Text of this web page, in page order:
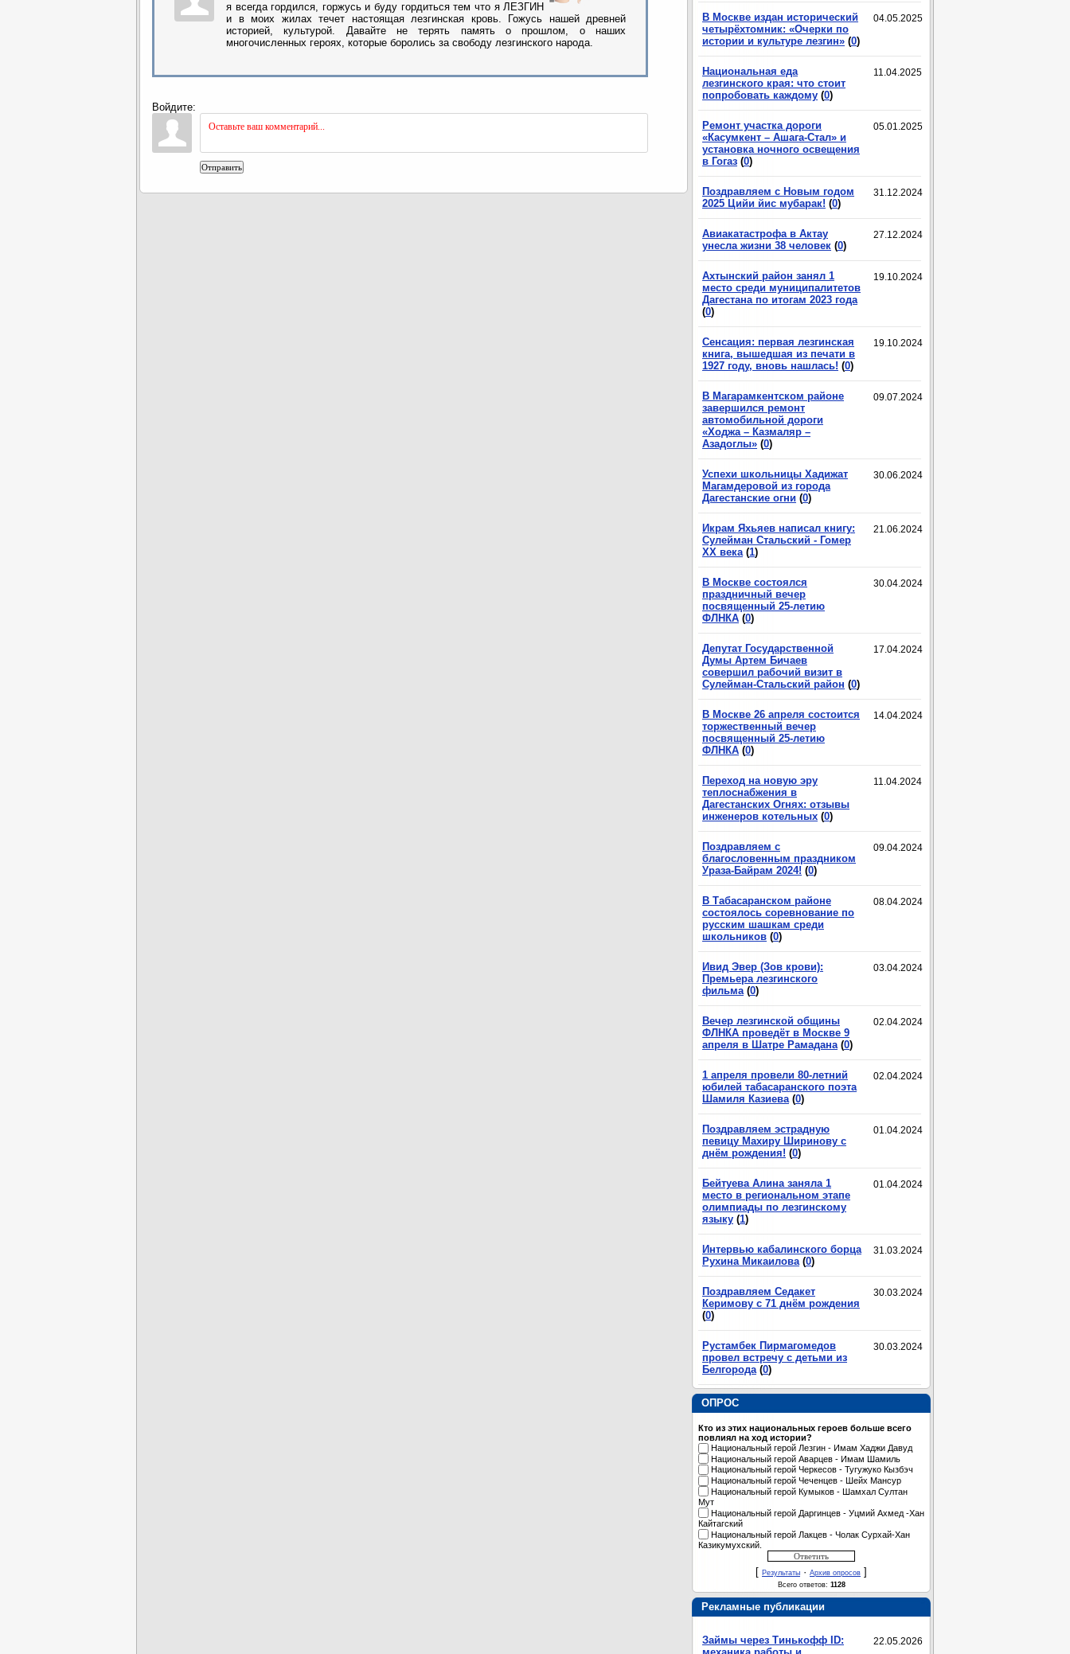
04.05.2025
В Москве издан исторический
четырёхтомник: «Очерки по
истории и культуре лезгин» (0)
11.04.2025
Национальная еда
лезгинского края: что стоит
попробовать каждому (0)
05.01.2025
Ремонт участка дороги
«Касумкент – Ашага-Стал» и
установка ночного освещения
в Гогаз (0)
31.12.2024
Поздравляем с Новым годом
2025 Цийи йис мубарак! (0)
27.12.2024
Авиакатастрофа в Актау
унесла жизни 38 человек (0)
19.10.2024
Ахтынский район занял 1
место среди муниципалитетов
Дагестана по итогам 2023 года
(0)
19.10.2024
Сенсация: первая лезгинская
книга, вышедшая из печати в
1927 году, вновь нашлась! (0)
09.07.2024
В Магарамкентском районе
завершился ремонт
автомобильной дороги
«Ходжа – Казмаляр –
Азадоглы» (0)
30.06.2024
Успехи школьницы Хадижат
Магамдеровой из города
Дагестанские огни (0)
21.06.2024
Икрам Яхьяев написал книгу:
Сулейман Стальский - Гомер
XX века (1)
30.04.2024
В Москве состоялся
праздничный вечер
посвященный 25-летию
ФЛНКА (0)
17.04.2024
Депутат Государственной
Думы Артем Бичаев
совершил рабочий визит в
Сулейман-Стальский район (0)
14.04.2024
В Москве 26 апреля состоится
торжественный вечер
посвященный 25-летию
ФЛНКА (0)
11.04.2024
Переход на новую эру
теплоснабжения в
Дагестанских Огнях: отзывы
инженеров котельных (0)
09.04.2024
Поздравляем с
благословенным праздником
Ураза-Байрам 2024! (0)
08.04.2024
В Табасаранском районе
состоялось соревнование по
русским шашкам среди
школьников (0)
03.04.2024
Ивид Эвер (Зов крови):
Премьера лезгинского
фильма (0)
02.04.2024
Вечер лезгинской общины
ФЛНКА проведёт в Москве 9
апреля в Шатре Рамадана (0)
02.04.2024
1 апреля провели 80-летний
юбилей табасаранского поэта
Шамиля Казиева (0)
01.04.2024
Поздравляем эстрадную
певицу Махиру Ширинову с
днём рождения! (0)
01.04.2024
Бейтуева Алина заняла 1
место в региональном этапе
олимпиады по лезгинскому
языку (1)
31.03.2024
Интервью кабалинского борца
Рухина Микаилова (0)
30.03.2024
Поздравляем Седакет
Керимову с 71 днём рождения
(0)
30.03.2024
Рустамбек Пирмагомедов
провел встречу с детьми из
Белгорода (0)
ОПРОС
Кто из этих национальных героев больше всего
повлиял на ход истории?
Национальный герой Лезгин - Имам Хаджи Давуд
Национальный герой Аварцев - Имам Шамиль
Национальный герой Черкесов - Тугужуко Кызбэч
Национальный герой Чеченцев - Шейх Мансур
Национальный герой Кумыков - Шамхал Султан
Мут
Национальный герой Даргинцев - Уцмий Ахмед -Хан
Кайтагский
Национальный герой Лакцев - Чолак Сурхай-Хан
Казикумухский.
[ Результаты · Архив опросов ]
Всего ответов: 1128
Рекламные публикации
22.05.2026
Займы через Тинькофф ID:
я всегда гордился, горжусь и буду гордиться тем что я ЛЕЗГИН
и в моих жилах течет настоящая лезгинская кровь. Гожусь нашей древней
историей, культурой. Давайте не терять память о прошлом, о наших
многочисленных героях, которые боролись за свободу лезгинского народа.
Войдите:
Отправить